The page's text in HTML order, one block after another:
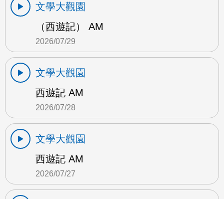
文學大觀園
（西遊記） AM
2026/07/29
文學大觀園
西遊記 AM
2026/07/28
文學大觀園
西遊記 AM
2026/07/27